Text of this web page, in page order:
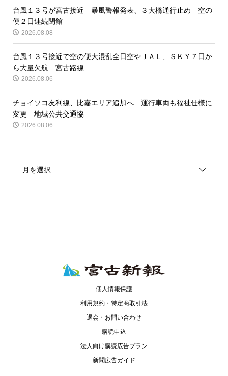
台風１３号が宮古接近 暴風警報発表、３大橋通行止め 空の
便２日連続閉館
2026.08.08
台風１３号接近で空の便大混乱全日空やＪＡＬ、ＳＫＹ７日か
ら大量欠航 宮古路線...
2026.08.06
チョイソコ友利線、比嘉エリア追加へ 運行車両も福祉仕様に
変更 地域公共交通協
2026.08.06
月を選択
個人情報保護
利用規約・特定商取引法
退会・お問い合わせ
購読申込
法人向け購読広告プラン
新聞広告ガイド